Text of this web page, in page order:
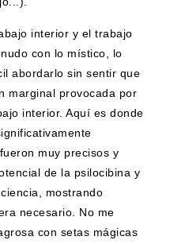
interior y el trabajo
con lo místico, lo
abordarlo sin sentir que
marginal provocada por
interior. Aquí es donde
muy precisos y
de la psilocibina y
mostrando
necesario. No me
con setas mágicas